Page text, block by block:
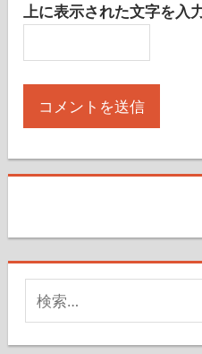
上に表示された文字を入
索
対